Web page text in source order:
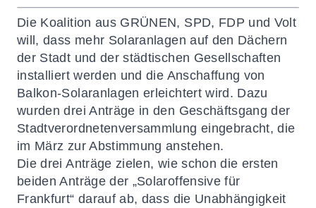
Die Koalition aus GRÜNEN, SPD, FDP und Volt
will, dass mehr Solaranlagen auf den Dächern
der Stadt und der städtischen Gesellschaften
installiert werden und die Anschaffung von
Balkon-Solaranlagen erleichtert wird. Dazu
wurden drei Anträge in den Geschäftsgang der
Stadtverordnetenversammlung eingebracht, die
im März zur Abstimmung anstehen.
Die drei Anträge zielen, wie schon die ersten
beiden Anträge der „Solaroffensive für
Frankfurt“ darauf ab, dass die Unabhängigkeit